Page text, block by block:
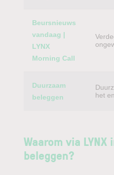
Beursnieuws
vandaag |
LYNX
Morning Call
Duurzaam
beleggen
het
Waarom via LYNX
beleggen?